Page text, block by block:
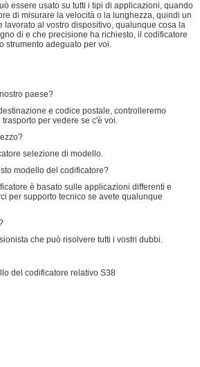
essere usato su tutti i tipi di applicazioni, quando
di misurare la velocità o la lunghezza, quindi un
lavorato al vostro dispositivo, qualunque cosa la
di e che precisione ha richiesto, il codificatore
strumento adeguato per voi.
paese?
e codice postale, controlleremo
per vedere se c'è voi.
selezione di modello.
modello del codificatore?
è basato sulle applicazioni differenti e
per supporto tecnico se avete qualunque
che può risolvere tutti i vostri dubbi.
del codificatore relativo S38